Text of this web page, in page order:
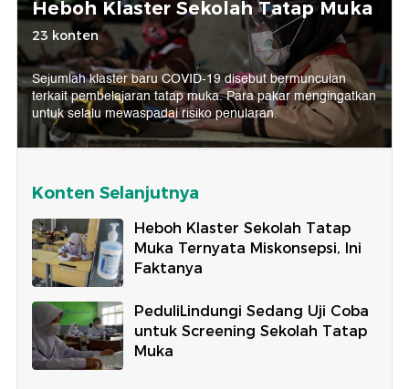
Heboh Klaster Sekolah Tatap Muka
23 konten
Sejumlah klaster baru COVID-19 disebut bermunculan
terkait pembelajaran tatap muka. Para pakar mengingatkan
untuk selalu mewaspadai risiko penularan.
Konten Selanjutnya
Heboh Klaster Sekolah Tatap
Muka Ternyata Miskonsepsi, Ini
Faktanya
PeduliLindungi Sedang Uji Coba
untuk Screening Sekolah Tatap
Muka